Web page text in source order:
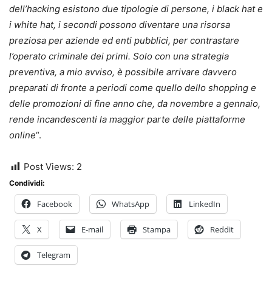
dell’hacking esistono due tipologie di persone, i black hat e
i white hat, i secondi possono diventare una risorsa
preziosa per aziende ed enti pubblici, per contrastare
l’operato criminale dei primi. Solo con una strategia
preventiva, a mio avviso, è possibile arrivare davvero
preparati di fronte a periodi come quello dello shopping e
delle promozioni di fine anno che, da novembre a gennaio,
rende incandescenti la maggior parte delle piattaforme
online“.
Post Views: 2
Condividi:
Facebook WhatsApp LinkedIn
X E-mail Stampa Reddit
Telegram